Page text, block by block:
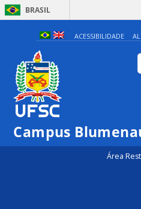
BRASIL
ACESSIBILIDADE
Campus
Área